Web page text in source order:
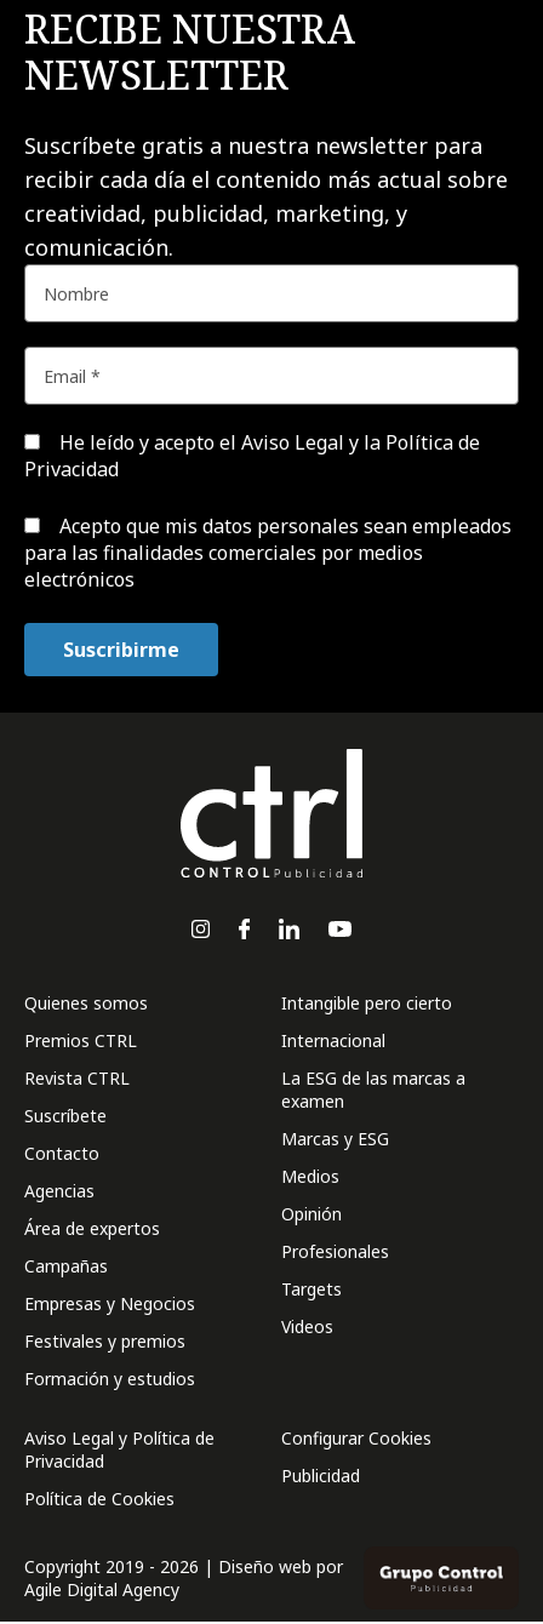
RECIBE NUESTRA
NEWSLETTER
Suscríbete gratis a nuestra newsletter para
recibir cada día el contenido más actual sobre
creatividad, publicidad, marketing, y
comunicación.
He leído y acepto el Aviso Legal y la Política de
Privacidad
Acepto que mis datos personales sean empleados
para las finalidades comerciales por medios
electrónicos
Quienes somos
Premios CTRL
Revista CTRL
Suscríbete
Contacto
Agencias
Área de expertos
Campañas
Empresas y Negocios
Festivales y premios
Formación y estudios
Intangible pero cierto
Internacional
La ESG de las marcas a
examen
Marcas y ESG
Medios
Opinión
Profesionales
Targets
Videos
Aviso Legal y Política de
Privacidad
Política de Cookies
Configurar Cookies
Publicidad
Copyright 2019 - 2026 | Diseño web por
Agile Digital Agency